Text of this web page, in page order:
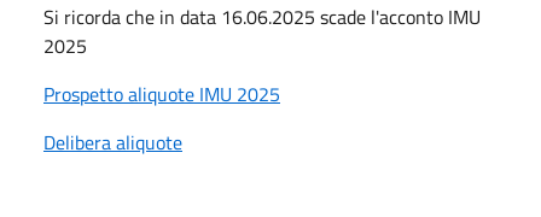
Si ricorda che in data 16.06.2025 scade l'acconto IMU
2025
Prospetto aliquote IMU 2025
Delibera aliquote